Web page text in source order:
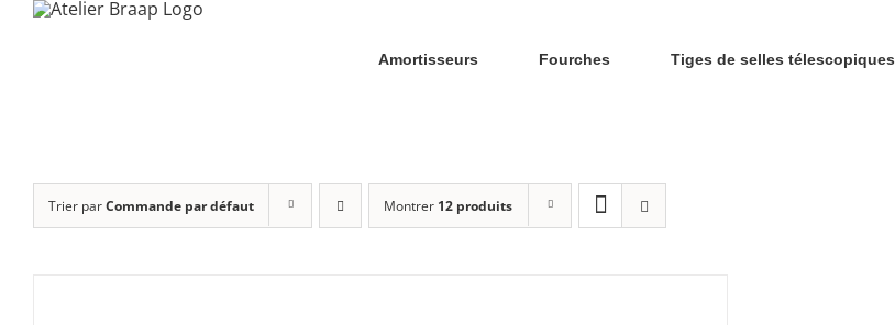
Passer
Amortisseurs Fourches Tiges de selles télescopiques
Trier parCommande par défaut Montrer 12 produits